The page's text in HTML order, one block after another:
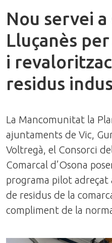
Nou servei
Lluçanès
i
residus
La Mancomunitat la
ajuntaments de Vic,
Voltregà, el Consorci
Comarcal d’Osona
programa pilot adreçat
de residus de la
compliment de la